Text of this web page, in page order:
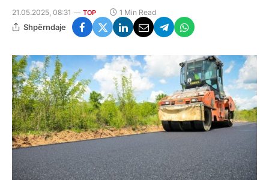
21.05.2025, 08:31 TOP 1 Min Read
Shpërndaje